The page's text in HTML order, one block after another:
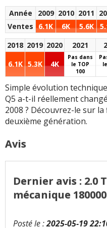
suspension actifs etc.
Arrivée de la
suspension
pneumatique (en plus
de l'amortissement
adaptatif optionnel
habituel) qui offre
un très bon moelleux et
des possibilités
nouvelles en ce qui
concerne le contrôle de
très attrayant malgré
un certain manque
d'aspérité et de
fantaisie qui vont
luxe (intérieur comme
17 pouces
Amort. Piloté
S-Line + Quattro
SQ5 20p
Finition
Infotainment
MMI MIB2
Coffre
Fiabilité
Année 2009 2010 2011
Ventes 6.1K 6K 5.6K
2018 2019 2020 2021
6.1K 5.3K 4K
Pas dans
le TOP
100
Simple évolution
Q5 a-t-il réellement
2008 ? Découvrez-le sur la
deuxième génération.
Avis
Dernier avis : 2.0
mécanique 180000
Posté le :2025-05-19